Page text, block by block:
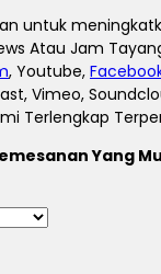
untuk
Atau Jam
, Youtube,
Vimeo,
Terlengkap
Yang